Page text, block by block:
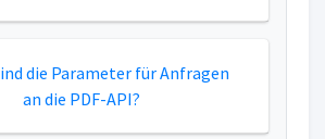
an die PDF-API?